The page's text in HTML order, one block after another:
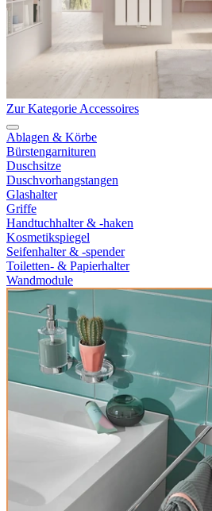
Zur Kategorie Accessoires
Ablagen & Körbe
Bürstengarnituren
Duschsitze
Duschvorhangstangen
Glashalter
Griffe
Handtuchhalter & -haken
Kosmetikspiegel
Seifenhalter & -spender
Toiletten- & Papierhalter
Wandmodule